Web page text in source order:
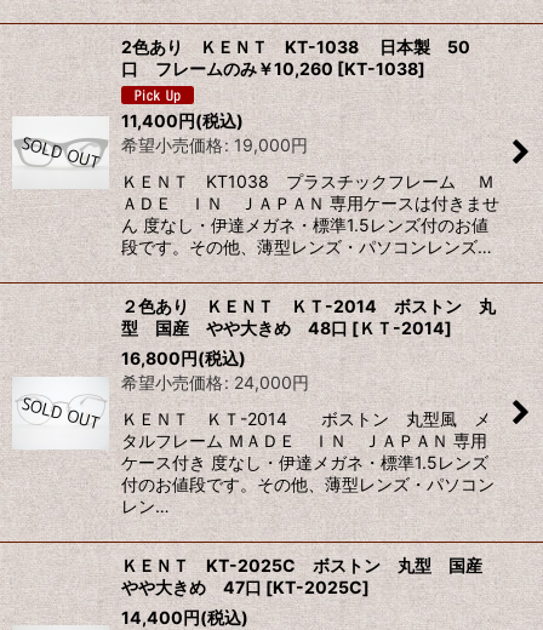
2色あり ＫＥＮＴ KT-1038 日本製 50
口 フレームのみ￥10,260 [KT-1038]
11,400円(税込)
希望小売価格: 19,000円
ＫＥＮＴ KT1038 プラスチックフレーム Ｍ
ＡＤＥ ＩＮ ＪＡＰＡＮ 専用ケースは付きませ
ん 度なし・伊達メガネ・標準1.5レンズ付のお値
段です。その他、薄型レンズ・パソコンレンズ…
２色あり ＫＥＮＴ ＫＴ-2014 ボストン 丸
型 国産 やや大きめ 48口 [ＫＴ-2014]
16,800円(税込)
希望小売価格: 24,000円
ＫＥＮＴ ＫＴ-2014 ボストン 丸型風 メ
タルフレーム ＭＡＤＥ ＩＮ ＪＡＰＡＮ 専用
ケース付き 度なし・伊達メガネ・標準1.5レンズ
付のお値段です。その他、薄型レンズ・パソコン
レン…
ＫＥＮＴ KT-2025C ボストン 丸型 国産
やや大きめ 47口 [KT-2025C]
14,400円(税込)